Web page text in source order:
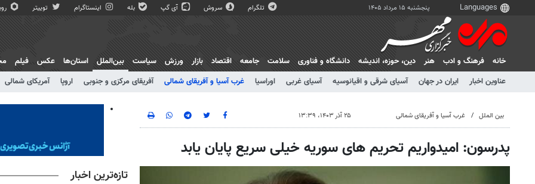
پنجشنبه ۱۵ مرداد ۱۴۰۵ تلگرام سروش آی گپ بله اینستاگرام توییتر
خانه فرهنگ و ادب هنر دين، حوزه، انديشه دانشگاه و فناوری سلامت جامعه اقتصاد بازار ورزش سیاست
بین‌الملل
عناوین اخبار
ایران در جهان آسیای شرقی و اقیانوسیه آسیای غربی اوراسیا غرب آسیا و آفریقای شمالی آفریقای مرکزی و جنوبی اروپا آمریکای شمالی
استان‌ها عکس فیلم
بین الملل غرب آسیا و آفریقای شمالی ۲۵ آذر ۱۴۰۳، ۱۳:۳۹
پدرسون: امیدواریم تحریم های سوریه خیلی سریع پایان یابد
تازه‌ترین اخبار